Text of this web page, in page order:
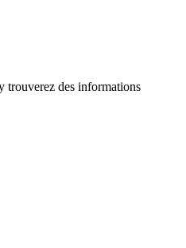
trouverez des informations